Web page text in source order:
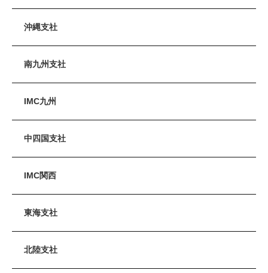
沖縄支社
南九州支社
IMC九州
中四国支社
IMC関西
東海支社
北陸支社